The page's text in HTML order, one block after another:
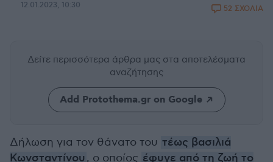
12.01.2023, 10:30 52 ΣΧΟΛΙΑ
Δείτε περισσότερα άρθρα μας στα αποτελέσματα
αναζήτησης
Add Protothema.gr on Google
Δήλωση για τον θάνατο του τέως βασιλιά
Κωνσταντίνου , ο οποίος έφυγε από τη ζωή το